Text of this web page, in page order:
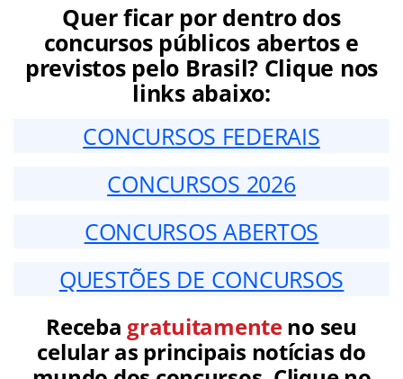
Quer ficar por dentro dos
concursos públicos abertos e
previstos pelo Brasil? Clique nos
links abaixo:
CONCURSOS FEDERAIS
CONCURSOS 2026
CONCURSOS ABERTOS
QUESTÕES DE CONCURSOS
Receba gratuitamenteno seu
celular as principais notícias do